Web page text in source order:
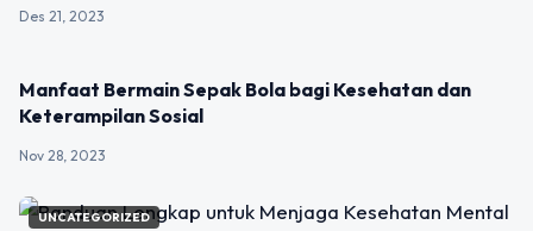
Des 21, 2023
Manfaat Bermain Sepak Bola bagi Kesehatan dan
Keterampilan Sosial
Nov 28, 2023
UNCATEGORIZED